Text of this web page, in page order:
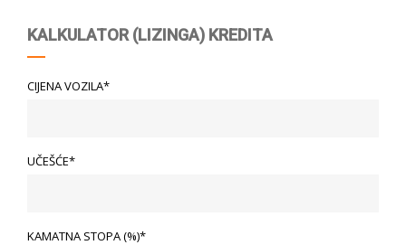
KALKULATOR (LIZINGA) KREDITA
CIJENA VOZILA*
UČEŠĆE*
KAMATNA STOPA (%)*